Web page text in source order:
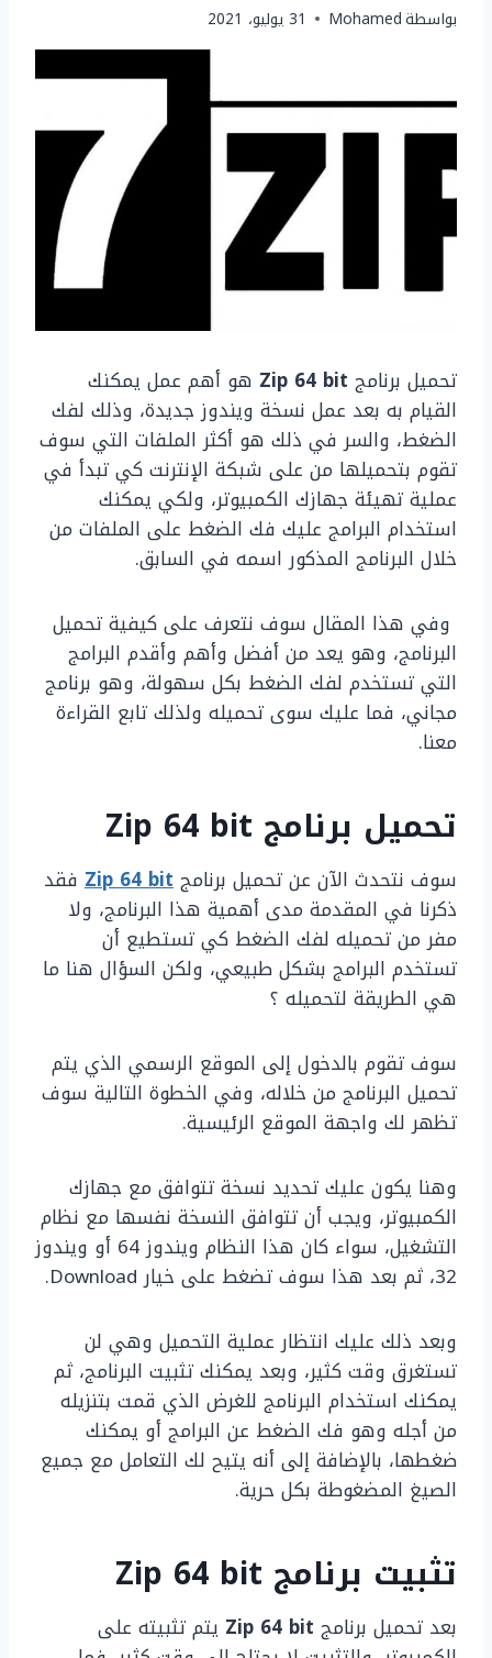
بواسطةMohamed 31 يوليو، 2021
تحميل برنامج Zip 64 bit هو أهم عمل يمكنك
القيام به بعد عمل نسخة ويندوز جديدة، وذلك لفك
الضغط، والسر في ذلك هو أكثر الملفات التي سوف
تقوم بتحميلها من على شبكة الإنترنت كي تبدأ في
عملية تهيئة جهازك الكمبيوتر، ولكي يمكنك
استخدام البرامج عليك فك الضغط على الملفات من
خلال البرنامج المذكور اسمه في السابق.
وفي هذا المقال سوف نتعرف على كيفية تحميل
البرنامج، وهو يعد من أفضل وأهم وأقدم البرامج
التي تستخدم لفك الضغط بكل سهولة، وهو برنامج
مجاني، فما عليك سوى تحميله ولذلك تابع القراءة
معنا.
تحميل برنامج Zip 64 bit
سوف نتحدث الآن عن تحميل برنامجZip 64 bit فقد
ذكرنا في المقدمة مدى أهمية هذا البرنامج، ولا
مفر من تحميله لفك الضغط كي تستطيع أن
تستخدم البرامج بشكل طبيعي، ولكن السؤال هنا ما
هي الطريقة لتحميله ؟
سوف تقوم بالدخول إلى الموقع الرسمي الذي يتم
تحميل البرنامج من خلاله، وفي الخطوة التالية سوف
تظهر لك واجهة الموقع الرئيسية.
وهنا يكون عليك تحديد نسخة تتوافق مع جهازك
الكمبيوتر، ويجب أن تتوافق النسخة نفسها مع نظام
التشغيل، سواء كان هذا النظام ويندوز 64 أو ويندوز
32، ثم بعد هذا سوف تضغط على خيار Download.
وبعد ذلك عليك انتظار عملية التحميل وهي لن
تستغرق وقت كثير، وبعد يمكنك تثبيت البرنامج، ثم
يمكنك استخدام البرنامج للغرض الذي قمت بتنزيله
من أجله وهو فك الضغط عن البرامج أو يمكنك
ضغطها، بالإضافة إلى أنه يتيح لك التعامل مع جميع
الصيغ المضغوطة بكل حرية.
تثبيت برنامج Zip 64 bit
بعد تحميل برنامج Zip 64 bit يتم تثبيته على